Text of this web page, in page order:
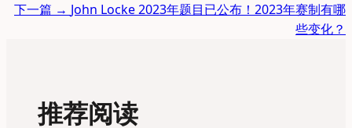
下一篇 → John Locke 2023年题目已公布！2023年赛制有哪
些变化？
推荐阅读